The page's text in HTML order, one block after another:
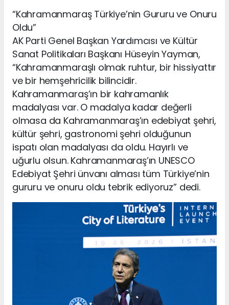
“Kahramanmaraş Türkiye’nin Gururu ve Onuru
Oldu”
AK Parti Genel Başkan Yardımcısı ve Kültür
Sanat Politikaları Başkanı Hüseyin Yayman,
“Kahramanmaraşlı olmak ruhtur, bir hissiyattır
ve bir hemşehricilik bilincidir.
Kahramanmaraş’ın bir kahramanlık
madalyası var. O madalya kadar değerli
olmasa da Kahramanmaraş’ın edebiyat şehri,
kültür şehri, gastronomi şehri olduğunun
ispatı olan madalyası da oldu. Hayırlı ve
uğurlu olsun. Kahramanmaraş’ın UNESCO
Edebiyat Şehri ünvanı alması tüm Türkiye’nin
gururu ve onuru oldu tebrik ediyoruz” dedi.